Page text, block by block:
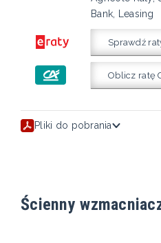
Bank, Leasing
Sprawdź
Oblicz ratę
Pliki do pobrania
Ścienny